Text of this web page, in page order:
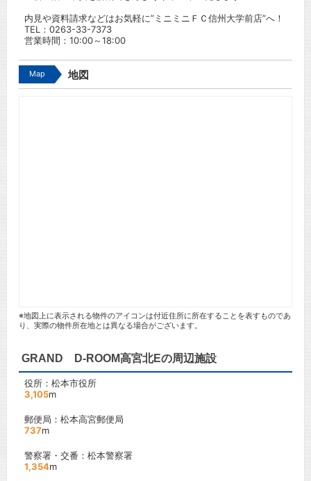
内見や資料請求などはお気軽に”ミニミニＦＣ信州大学前店”へ！
TEL： 0263-33-7373
営業時間：10:00～18:00
Map 地図
※地図上に表示される物件のアイコンは付近住所に所在することを表すものであ
り、実際の物件所在地とは異なる場合がございます。
GRAND D-ROOM高宮北Eの周辺施設
役所：松本市役所
3,105m
郵便局：松本高宮郵便局
737m
警察署・交番：松本警察署
1,354m